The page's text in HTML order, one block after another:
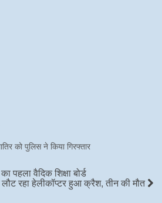
को पुलिस ने किया गिरफ्तार
पहला वैदिक शिक्षा बोर्ड
लौट रहा हेलीकॉप्टर हुआ क्रैश, तीन की मौत